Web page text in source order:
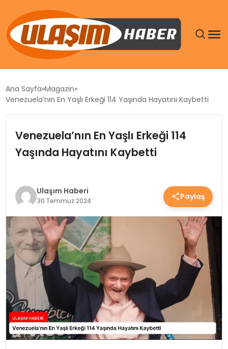
DÜNYA
EKONOMI
SPOR
TEKNOLOJI
SAĞLIK
YAŞAM
Ana Sayfa Magazin
Venezuela’nın En Yaşlı Erkeği 114 Yaşında Hayatını Kaybetti
Venezuela’nın En Yaşlı Erkeği 114
Yaşında Hayatını Kaybetti
Ulaşım Haberi
30 Temmuz 2024 Paylaş